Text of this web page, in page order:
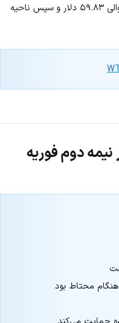
می‌تواند ساختار صعودی را تضعیف کرده و حمایت بعدی را در محدوده میانگین متحرک ۱۰۰روزه حوالی ۵۹.۸۳ دلار و سپس ناحیه
دوم فوریه
محتاط بود